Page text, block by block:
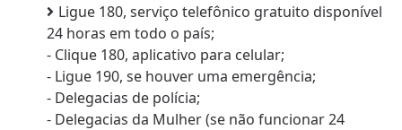
Ligue 180, serviço telefônico gratuito disponível
24 horas em todo o país;
- Clique 180, aplicativo para celular;
- Ligue 190, se houver uma emergência;
- Delegacias de polícia;
- Delegacias da Mulher (se não funcionar 24